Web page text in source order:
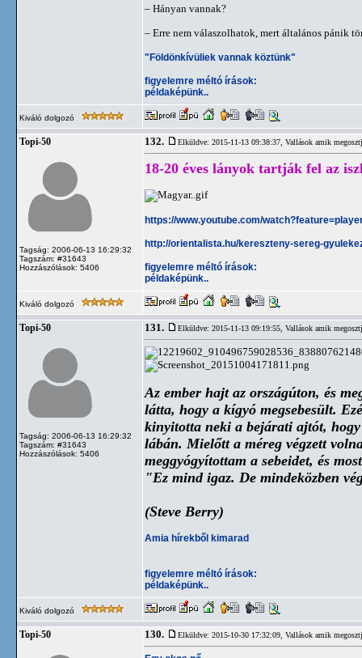
– Hányan vannak?
– Erre nem válaszolhatok, mert általános pánik
"Földönkívüliek vannak köztünk"
figyelemre méltó írások:
példaképünk..
Kiváló dolgozó
Topi-50
Tagság: 2006-06-13 16:29:32
Tagszám: #31643
Hozzászólások: 5406
132. Elküldve: 2015-11-13 09:38:37, Vallások amik
18-20 éves lányok tartják fel az
https://www.youtube.com/
http://orientalista.hu/kereszteny-sereg-
figyelemre méltó írások:
példaképünk..
Kiváló dolgozó
Topi-50
Tagság: 2006-06-13 16:29:32
Tagszám: #31643
Hozzászólások: 5406
131. Elküldve: 2015-11-13 09:19:55, Vallások amik
Az ember hajt az országúton, és
látta, hogy a kígyó megsebesült.
kinyitotta neki a bejárati ajtót, hogy
lábán. Mielőtt a méreg végzett
meggyógyítottam a sebeidet, és
"Ez mind igaz. De mindeközben
(Steve Berry)
Amia hírekből kimarad
figyelemre méltó írások:
példaképünk..
Kiváló dolgozó
Topi-50 130. Elküldve: 2015-10-30 17:32:09, Vallások amik